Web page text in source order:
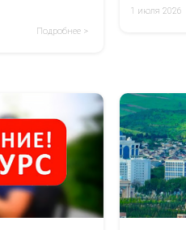
Подробнее >
1 июля 2026